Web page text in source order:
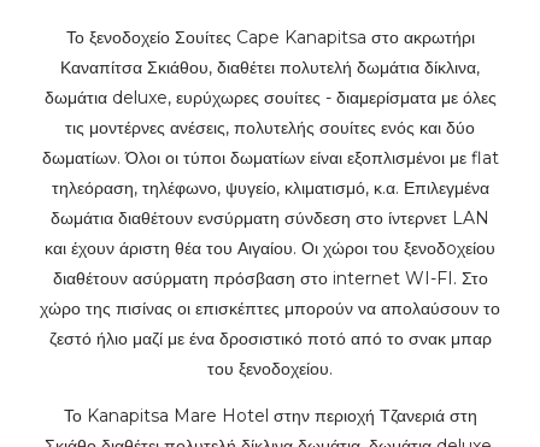
Το ξενοδοχείο Σουίτες Cape Kanapitsa στο ακρωτήρι
Καναπίτσα Σκιάθου, διαθέτει πολυτελή δωμάτια δίκλινα,
δωμάτια deluxe, ευρύχωρες σουίτες - διαμερίσματα με όλες
τις μοντέρνες ανέσεις, πολυτελής σουίτες ενός και δύο
δωματίων. Όλοι οι τύποι δωματίων είναι εξοπλισμένοι με flat
τηλεόραση, τηλέφωνο, ψυγείο, κλιματισμό, κ.α. Επιλεγμένα
δωμάτια διαθέτουν ενσύρματη σύνδεση στο ίντερνετ LAN
και έχουν άριστη θέα του Αιγαίου. Οι χώροι του ξενοδoχείου
διαθέτουν ασύρματη πρόσβαση στο internet WI-FI. Στο
χώρο της πισίνας οι επισκέπτες μπορούν να απολαύσουν το
ζεστό ήλιο μαζί με ένα δροσιστικό ποτό από το σνακ μπαρ
του ξενοδοχείου.
Το Kanapitsa Mare Hotel στην περιοχή Τζανεριά στη